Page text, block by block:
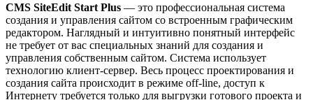
CMS SiteEdit Start Plus — это профессиональная система
создания и управления сайтом со встроенным графическим
редактором. Наглядный и интуитивно понятный интерфейс
не требует от вас специальных знаний для создания и
управления собственным сайтом. Система использует
технологию клиент-сервер. Весь процесс проектирования и
создания сайта происходит в режиме off-line, доступ к
Интернету требуется только для выгрузки готового проекта и